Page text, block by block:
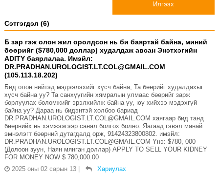
Илгээх
Сэтгэгдэл (6)
Б зар гэж олон жил оролдсон нь би баяртай байна, миний
бөөрийг ($780,000 доллар) худалдаж авсан Энэтхэгийн
ADITY баярлалаа. Имэйл:
DR.PRADHAN.UROLOGIST.LT.COL@GMAIL.COM
(105.113.18.202)
Бид олон нийтэд мэдээлэхийг хүсч байна; Та бөөрийг худалдахыг
хүсч байна уу? Та санхүүгийн хямралын улмаас бөөрийг зарж
борлуулах боломжийг эрэлхийлж байна уу, юу хийхээ мэдэхгүй
байна уу? Дараа нь бидэнтэй холбоо бариад
DR.PRADHAN.UROLOGIST.LT.COL@GMAIL.COM хаягаар бид танд
бөөрнийх нь хэмжээгээр санал болгох болно. Яагаад гэвэл манай
эмнэлэгт бөөрний дутагдалд орж, 91424323800802. имэйл:
DR.PRADHAN.UROLOGIST.LT.COL@GMAIL.COM Yнэ: $780, 000
(Долоон зуун, Наян мянган доллар) APPLY TO SELL YOUR KIDNEY
FOR MONEY NOW $ 780,000.00
2025 оны 02 сарын 13
Хариулах